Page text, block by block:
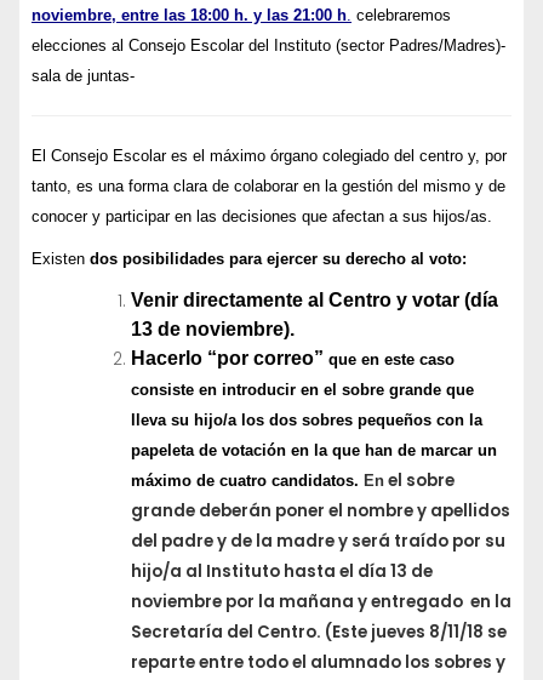
noviembre, entre las 18:00 h. y las 21:00 h. celebraremos
elecciones al Consejo Escolar del Instituto (sector Padres/Madres)-
sala de juntas-
E l Consejo Escolar es el máximo órgano colegiado del centro y, por
tanto, es una forma clara de colaborar en la gestión del mismo y de
conocer y participar en las decisiones que afectan a sus hijos/as.
Existen dos posibilidades para ejercer su derecho al voto:
Venir directamente al Centro y votar (día
13 de noviembre).
Hacerlo “por correo” que en este caso
consiste en introducir en el sobre grande que
lleva su hijo/a los dos sobres pequeños con la
papeleta de votación en la que han de marcar un
máximo de cuatro candidatos. En el sobre
grande deberán poner el nombre y apellidos
del padre y de la madre y será traído por su
hijo/a al Instituto hasta el día 13 de
noviembre por la mañana y entregado en la
Secretaría del Centro. (Este jueves 8/11/18 se
reparte entre todo el alumnado los sobres y